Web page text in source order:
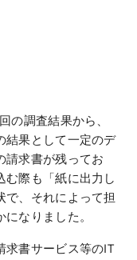
の調査結果から、
結果として一定のデ
請求書が残ってお
む際も「紙に出力し
で、それによって担
なりました。
求書サービス等のIT